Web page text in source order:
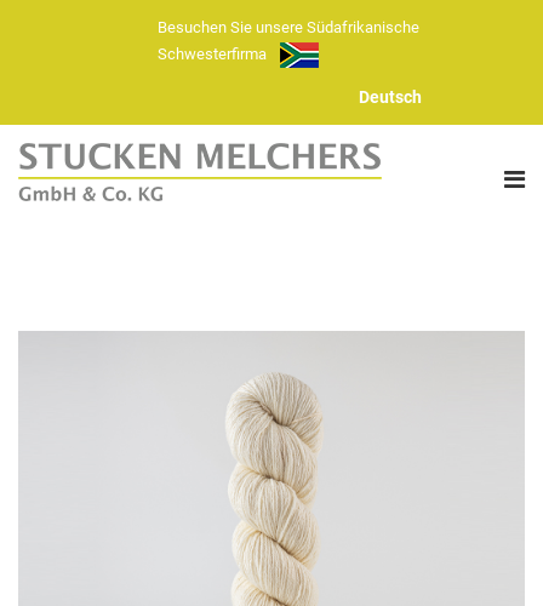
Besuchen Sie unsere Südafrikanische
Schwesterfirma
Deutsch
FASERN